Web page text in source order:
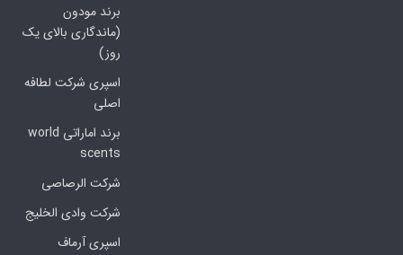
برند مودون
(ماندگاری بالای یک
روز)
اسپری شرکت لطافه
اصلی
برند اماراتی world
scents
شرکت الرصاصی
شرکت وادی الخلیج
اسپری آرماف